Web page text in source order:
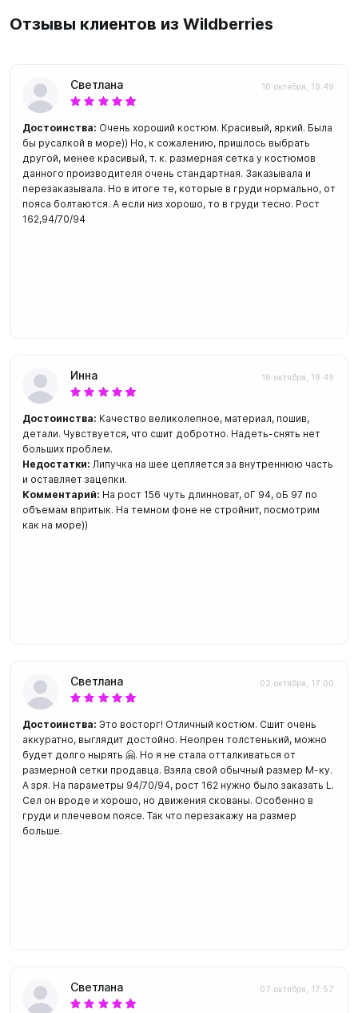
Отзывы клиентов из Wildberries
Светлана 16 октября, 19:49
Достоинства: Очень хороший костюм. Красивый, яркий. Была
бы русалкой в море)) Но, к сожалению, пришлось выбрать
другой, менее красивый, т. к. размерная сетка у костюмов
данного производителя очень стандартная. Заказывала и
перезаказывала. Но в итоге те, которые в груди нормально, от
пояса болтаются. А если низ хорошо, то в груди тесно. Рост
162,94/70/94
Инна 16 октября, 19:49
Достоинства: Качество великолепное, материал, пошив,
детали. Чувствуется, что сшит добротно. Надеть-снять нет
больших проблем.
Недостатки: Липучка на шее цепляется за внутреннюю часть
и оставляет зацепки.
Комментарий: На рост 156 чуть длинноват, оГ 94, оБ 97 по
объемам впритык. На темном фоне не стройнит, посмотрим
как на море))
Светлана 02 октября, 17:00
Достоинства: Это восторг! Отличный костюм. Сшит очень
аккуратно, выглядит достойно. Неопрен толстенький, можно
будет долго нырять 🤗. Но я не стала отталкиваться от
размерной сетки продавца. Взяла свой обычный размер М-ку.
А зря. На параметры 94/70/94, рост 162 нужно было заказать L.
Сел он вроде и хорошо, но движения скованы. Особенно в
груди и плечевом поясе. Так что перезакажу на размер
больше.
Светлана 07 октября, 17:57